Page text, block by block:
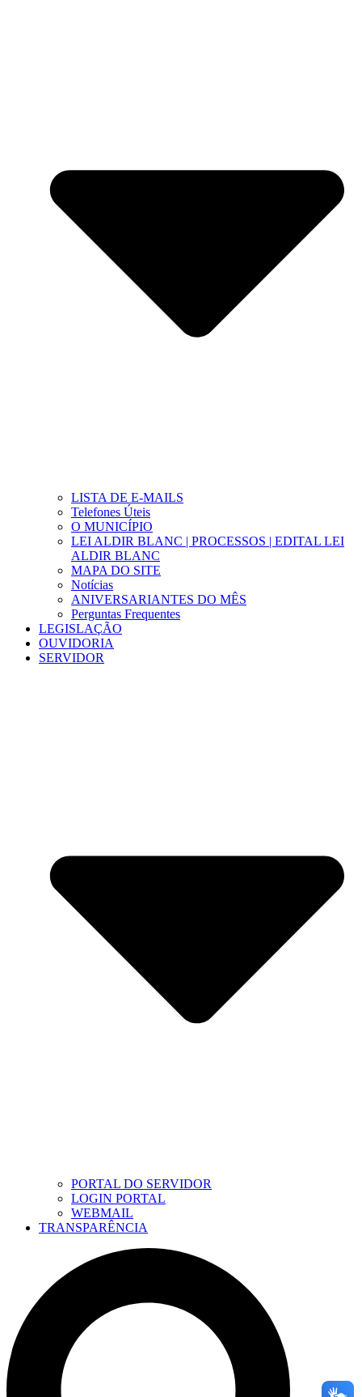
LISTA DE E-MAILS
Telefones Úteis
O MUNICÍPIO
LEI ALDIR BLANC | PROCESSOS | EDITAL LEI
ALDIR BLANC
MAPA DO SITE
Notícias
ANIVERSARIANTES DO MÊS
Perguntas Frequentes
LEGISLAÇÃO
OUVIDORIA
SERVIDOR
PORTAL DO SERVIDOR
LOGIN PORTAL
WEBMAIL
TRANSPARÊNCIA